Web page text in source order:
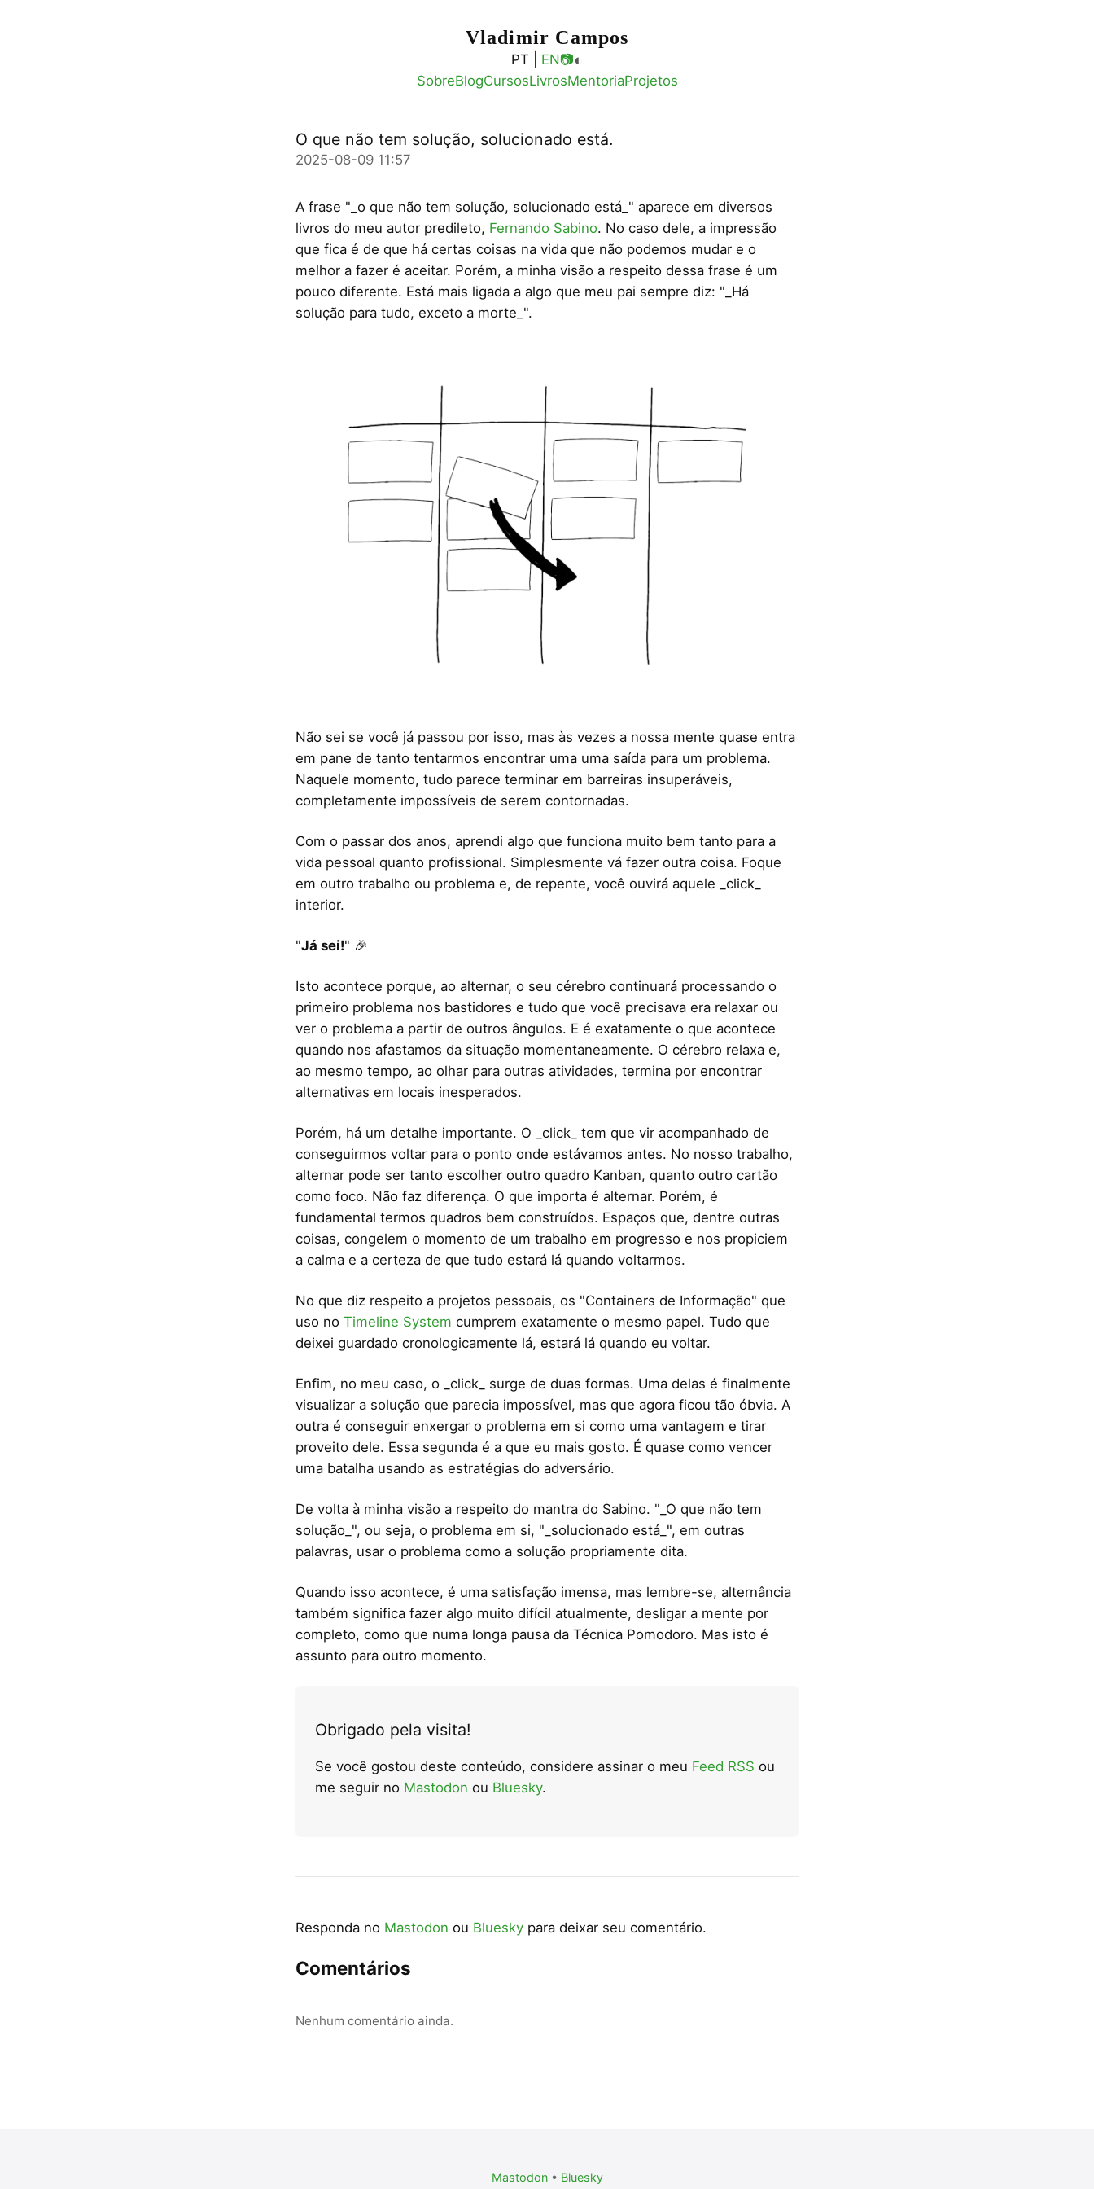
Vladimir Campos
PT | EN📷◐
SobreBlogCursosLivrosMentoriaProjetos
O que não tem solução, solucionado está.
2025-08-09 11:57
A frase "_o que não tem solução, solucionado está_" aparece em diversos
livros do meu autor predileto, Fernando Sabino. No caso dele, a impressão
que fica é de que há certas coisas na vida que não podemos mudar e o
melhor a fazer é aceitar. Porém, a minha visão a respeito dessa frase é um
pouco diferente. Está mais ligada a algo que meu pai sempre diz: "_Há
solução para tudo, exceto a morte_".
Não sei se você já passou por isso, mas às vezes a nossa mente quase entra
em pane de tanto tentarmos encontrar uma uma saída para um problema.
Naquele momento, tudo parece terminar em barreiras insuperáveis,
completamente impossíveis de serem contornadas.
Com o passar dos anos, aprendi algo que funciona muito bem tanto para a
vida pessoal quanto profissional. Simplesmente vá fazer outra coisa. Foque
em outro trabalho ou problema e, de repente, você ouvirá aquele _click_
interior.
"Já sei!" 🎉
Isto acontece porque, ao alternar, o seu cérebro continuará processando o
primeiro problema nos bastidores e tudo que você precisava era relaxar ou
ver o problema a partir de outros ângulos. E é exatamente o que acontece
quando nos afastamos da situação momentaneamente. O cérebro relaxa e,
ao mesmo tempo, ao olhar para outras atividades, termina por encontrar
alternativas em locais inesperados.
Porém, há um detalhe importante. O _click_ tem que vir acompanhado de
conseguirmos voltar para o ponto onde estávamos antes. No nosso trabalho,
alternar pode ser tanto escolher outro quadro Kanban, quanto outro cartão
como foco. Não faz diferença. O que importa é alternar. Porém, é
fundamental termos quadros bem construídos. Espaços que, dentre outras
coisas, congelem o momento de um trabalho em progresso e nos propiciem
a calma e a certeza de que tudo estará lá quando voltarmos.
No que diz respeito a projetos pessoais, os "Containers de Informação" que
uso no Timeline System cumprem exatamente o mesmo papel. Tudo que
deixei guardado cronologicamente lá, estará lá quando eu voltar.
Enfim, no meu caso, o _click_ surge de duas formas. Uma delas é finalmente
visualizar a solução que parecia impossível, mas que agora ficou tão óbvia. A
outra é conseguir enxergar o problema em si como uma vantagem e tirar
proveito dele. Essa segunda é a que eu mais gosto. É quase como vencer
uma batalha usando as estratégias do adversário.
De volta à minha visão a respeito do mantra do Sabino. "_O que não tem
solução_", ou seja, o problema em si, "_solucionado está_", em outras
palavras, usar o problema como a solução propriamente dita.
Quando isso acontece, é uma satisfação imensa, mas lembre-se, alternância
também significa fazer algo muito difícil atualmente, desligar a mente por
completo, como que numa longa pausa da Técnica Pomodoro. Mas isto é
assunto para outro momento.
Obrigado pela visita!
Se você gostou deste conteúdo, considere assinar o meu Feed RSS ou
me seguir no Mastodon ou Bluesky.
Responda no Mastodon ou Bluesky para deixar seu comentário.
Comentários
Nenhum comentário ainda.
Mastodon• Bluesky